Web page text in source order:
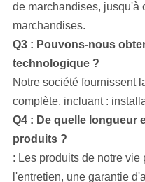
de marchandises, jusqu'à
marchandises.
Q3 : Pouvons-nous
technologique ?
Notre société fournissent
complète, incluant :
Q4 : De quelle longueur
produits ?
: Les produits de notre
l'entretien, une garantie